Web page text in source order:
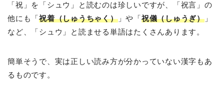
「祝」を「シュウ」と読むのは珍しいですが、「祝言」の
他にも「祝着（しゅうちゃく）」や「祝儀（しゅうぎ） 」
など、「シュウ」と読ませる単語はたくさんあります。
簡単そうで、実は正しい読み方が分かっていない漢字もあ
るものです。